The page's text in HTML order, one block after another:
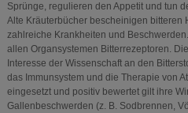
Sprünge, regulieren den Appetit und tun
Alte Kräuterbücher bescheinigen bitteren
zahlreiche Krankheiten und
allen Organsystemen Bitterrezeptoren.
Interesse der Wissenschaft an den
das Immunsystem und die Therapie von
eingesetzt und positiv bewertet gilt ihre
Gallenbeschwerden (z. B. Sodbrennen,